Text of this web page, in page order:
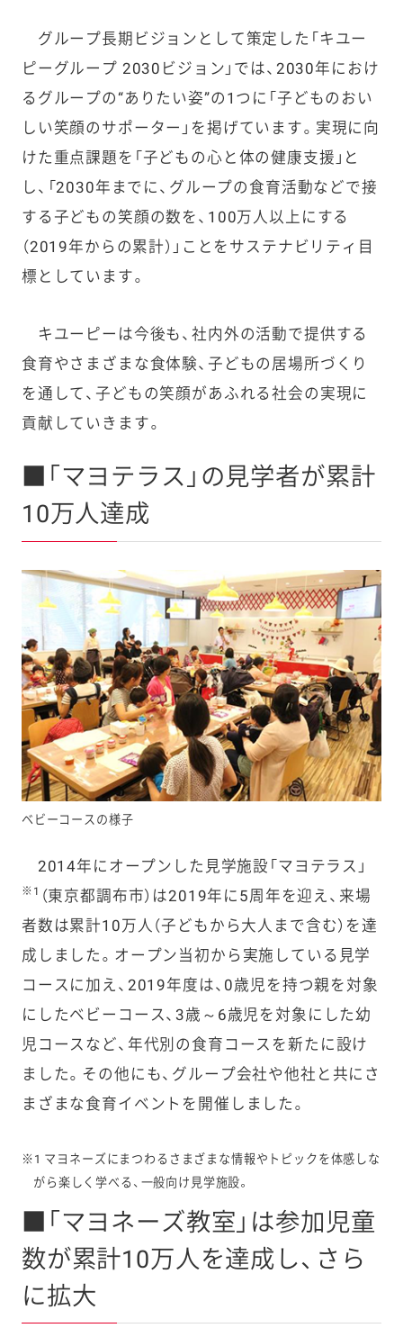
グループ長期ビジョンとして策定した「キユー
ピーグループ 2030ビジョン」では、2030年におけ
るグループの“ありたい姿”の1つに「子どものおい
しい笑顔のサポーター」を掲げています。実現に向
けた重点課題を「子どもの心と体の健康支援」と
し、「2030年までに、グループの食育活動などで接
する子どもの笑顔の数を、100万人以上にする
（2019年からの累計）」ことをサステナビリティ目
標としています。
キユーピーは今後も、社内外の活動で提供する
食育やさまざまな食体験、子どもの居場所づくり
を通して、子どもの笑顔があふれる社会の実現に
貢献していきます。
■「マヨテラス」の見学者が累計
10万人達成
ベビーコースの様子
2014年にオープンした見学施設「マヨテラス」
※1 （東京都調布市）は2019年に5周年を迎え、来場
者数は累計10万人（子どもから大人まで含む）を達
成しました。オープン当初から実施している見学
コースに加え、2019年度は、0歳児を持つ親を対象
にしたベビーコース、3歳～6歳児を対象にした幼
児コースなど、年代別の食育コースを新たに設け
ました。その他にも、グループ会社や他社と共にさ
まざまな食育イベントを開催しました。
※1 マヨネーズにまつわるさまざまな情報やトピックを体感しな
がら楽しく学べる、一般向け見学施設。
■「マヨネーズ教室」は参加児童
数が累計10万人を達成し、さら
に拡大